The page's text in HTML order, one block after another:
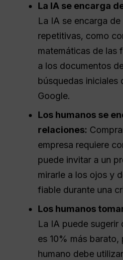
La IA se encarga
La IA se encarga
repetitivas, como
matemáticas de las
a los documentos
búsquedas iniciales
Google.
Los humanos se
relaciones:
empresa requiere
puede invitar a un
mirarle a los ojos y
fiable durante una
Los humanos
La IA puede sugerir
es 10% más
humano debe